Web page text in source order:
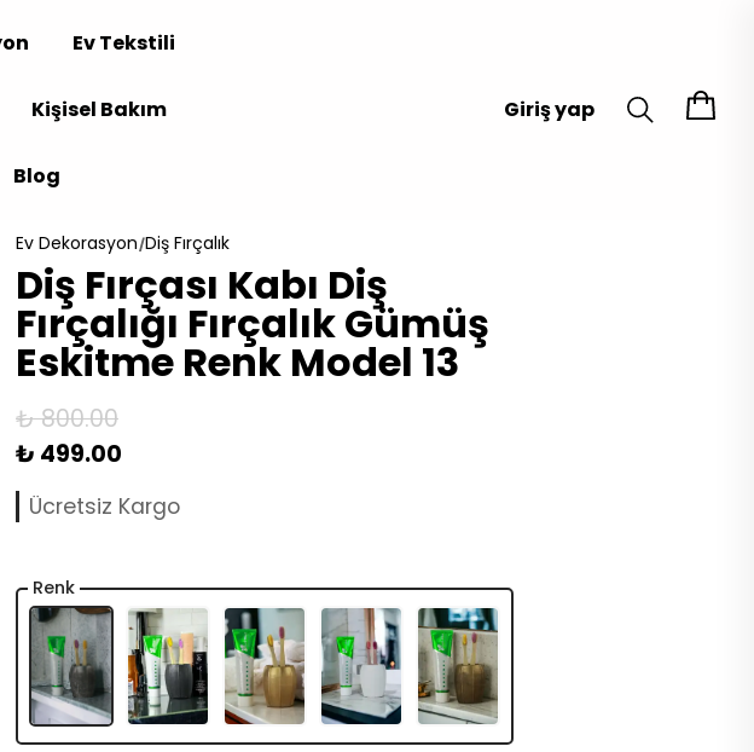
Ev Tekstili
Kişisel Bakım
Blog
Giriş yap
Ev Dekorasyon Diş Fırçalık
Diş Fırçası Kabı Diş
Fırçalığı Fırçalık Gümüş
Eskitme Renk Model 13
₺ 800.00
₺ 499.00
Ücretsiz Kargo
Renk